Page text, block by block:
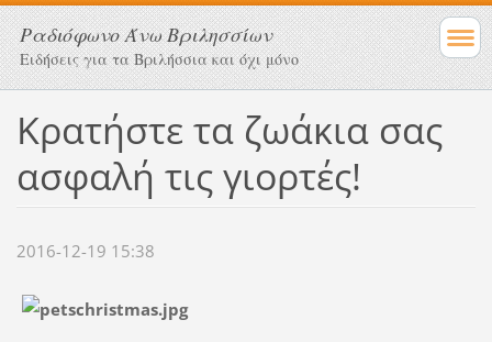
Ραδιόφωνο Άνω Βριλησσίων
Ειδήσεις για τα Βριλήσσια και όχι μόνο
Kρατήστε τα ζωάκια σας
ασφαλή τις γιορτές!
2016-12-19 15:38